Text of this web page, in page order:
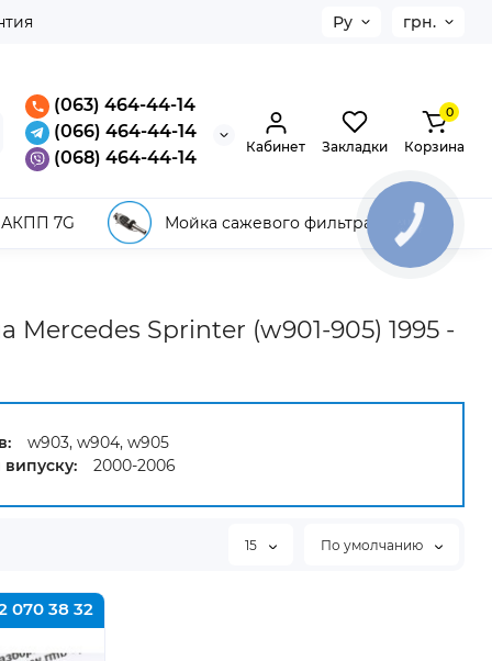
Ру грн.
(063) 464-44-14
(066) 464-44-14
(068) 464-44-14
Кабинет Закладки
0
Корзина
7G Мойка сажевого фильтра
Sprinter (w901-905) 1995 -
w903, w904, w905
2000-2006
15 По умолчанию
070 38 32
КНОПКА
ЗВ'ЯЗКУ